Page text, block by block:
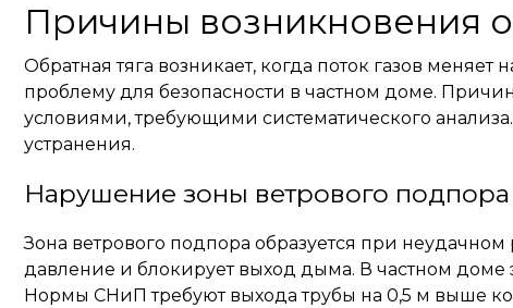
Причины возникновения
Обратная тяга возникает, когда поток газов
проблему для безопасности в частном доме.
условиями, требующими систематического
устранения.
Нарушение зоны ветрового подпора
Зона ветрового подпора образуется при
давление и блокирует выход дыма. В частном доме
Нормы СНиП требуют выхода трубы на 0,5 м выше